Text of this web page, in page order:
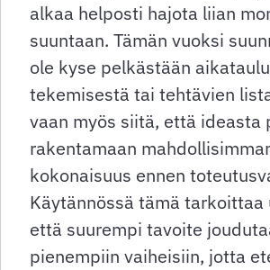
alkaa helposti hajota liian
suuntaan. Tämän vuoksi
ole kyse pelkästään
tekemisestä tai tehtävien
vaan myös siitä, että ideasta
rakentamaan
kokonaisuus ennen
Käytännössä tämä tarkoittaa
että suurempi tavoite
pienempiin vaiheisiin, jotta